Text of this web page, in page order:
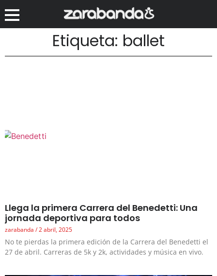
Etiqueta: ballet
Llega la primera Carrera del Benedetti: Una
jornada deportiva para todos
zarabanda 2 abril, 2025
No te pierdas la primera edición de la Carrera del Benedetti el
27 de abril. Carreras de 5k y 2k, actividades y música en vivo.